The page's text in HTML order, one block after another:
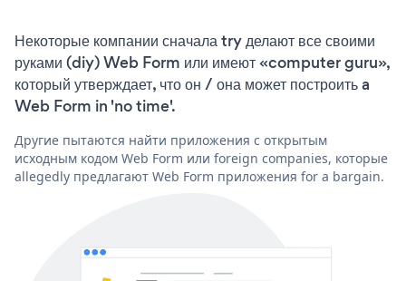
Некоторые компании сначала try делают все своими
руками (diy) Web Form или имеют «computer guru»,
который утверждает, что он / она может построить a
Web Form in 'no time'.
Другие пытаются найти приложения с открытым
исходным кодом Web Form или foreign companies, которые
allegedly предлагают Web Form приложения for a bargain.